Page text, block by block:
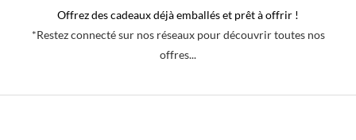
Offrez des cadeaux déjà emballés et prêt à offrir !
*Restez connecté sur nos réseaux pour découvrir toutes nos
offres...